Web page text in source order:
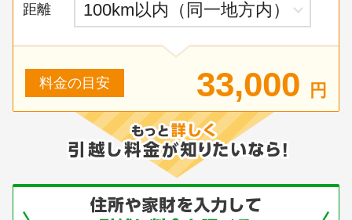
距離
料金の目安 33,000 円